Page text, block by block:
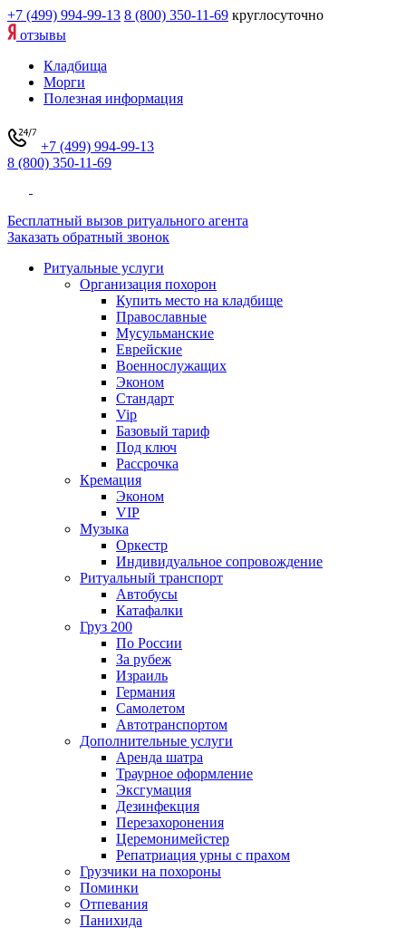
+7 (499) 994-99-13 8 (800) 350-11-69 круглосуточно
отзывы
Кладбища
Морги
Полезная информация
+7 (499) 994-99-13
8 (800) 350-11-69
Бесплатный вызов ритуального агента
Заказать обратный звонок
Ритуальные услуги
Организация похорон
Купить место на кладбище
Православные
Мусульманские
Еврейские
Военнослужащих
Эконом
Стандарт
Vip
Базовый тариф
Под ключ
Рассрочка
Кремация
Эконом
VIP
Музыка
Оркестр
Индивидуальное сопровождение
Ритуальный транспорт
Автобусы
Катафалки
Груз 200
По России
За рубеж
Израиль
Германия
Самолетом
Автотранспортом
Дополнительные услуги
Аренда шатра
Траурное оформление
Эксгумация
Дезинфекция
Перезахоронения
Церемонимейстер
Репатриация урны с прахом
Грузчики на похороны
Поминки
Отпевания
Панихида